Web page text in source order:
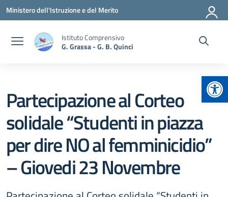
Vai ai contenuti
Vai al menu di navigazione
Vai al footer
Ministero dell'Istruzione e del Merito
Istituto Comprensivo
G. Grassa - G. B. Quinci
Partecipazione al Corteo
solidale “Studenti in piazza
per dire NO al femminicidio”
– Giovedi 23 Novembre